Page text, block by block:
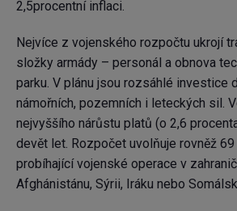
2,5procentní inflaci.
Nejvíce z vojenského rozpočtu ukrojí
složky armády – personál a obnova
parku. V plánu jsou rozsáhlé investice
námořních, pozemních i leteckých sil.
nejvyššího nárůstu platů (o 2,6
devět let. Rozpočet uvolňuje rovněž
probíhající vojenské operace v
Afghánistánu, Sýrii, Iráku nebo